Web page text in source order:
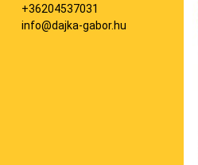
+36204537031
info@dajka-gabor.hu